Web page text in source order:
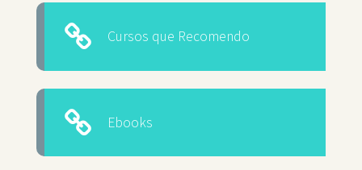
Cursos que Recomendo
Ebooks